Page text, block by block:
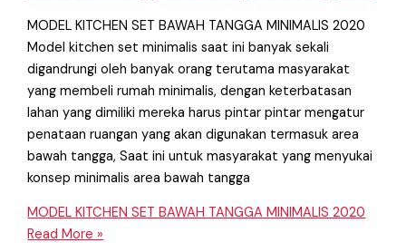
MODEL KITCHEN SET BAWAH TANGGA MINIMALIS 2020
Model kitchen set minimalis saat ini banyak sekali
digandrungi oleh banyak orang terutama masyarakat
yang membeli rumah minimalis, dengan keterbatasan
lahan yang dimiliki mereka harus pintar pintar mengatur
penataan ruangan yang akan digunakan termasuk area
bawah tangga, Saat ini untuk masyarakat yang menyukai
konsep minimalis area bawah tangga
MODEL KITCHEN SET BAWAH TANGGA MINIMALIS 2020
Read More »